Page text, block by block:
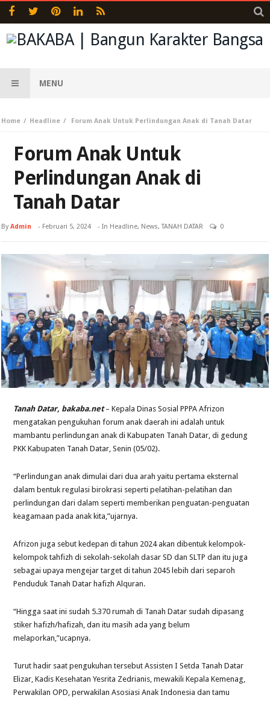
MENU
Home Headline Forum Anak Untuk Perlindungan Anak di Tanah Datar
Forum Anak Untuk
Perlindungan Anak di
Tanah Datar
ByAdmin - Februari 5, 2024 - In Headline, News,TANAH DATAR 0
Tanah Datar, bakaba.net– Kepala Dinas Sosial PPPA Afrizon
mengatakan pengukuhan forum anak daerah ini adalah untuk
mambantu perlindungan anak di Kabupaten Tanah Datar, di gedung
PKK Kabupaten Tanah Datar, Senin (05/02).
“Perlindungan anak dimulai dari dua arah yaitu pertama eksternal
dalam bentuk regulasi birokrasi seperti pelatihan-pelatihan dan
perlindungan dari dalam seperti memberikan penguatan-penguatan
keagamaan pada anak kita,”ujarnya.
Afrizon juga sebut kedepan di tahun 2024 akan dibentuk kelompok-
kelompok tahfizh di sekolah-sekolah dasar SD dan SLTP dan itu juga
sebagai upaya mengejar target di tahun 2045 lebih dari separoh
Penduduk Tanah Datar hafizh Alquran.
“Hingga saat ini sudah 5.370 rumah di Tanah Datar sudah dipasang
stiker hafizh/hafizah, dan itu masih ada yang belum
melaporkan,”ucapnya.
Turut hadir saat pengukuhan tersebut Assisten I Setda Tanah Datar
Elizar, Kadis Kesehatan Yesrita Zedrianis, mewakili Kepala Kemenag,
Perwakilan OPD, perwakilan Asosiasi Anak Indonesia dan tamu